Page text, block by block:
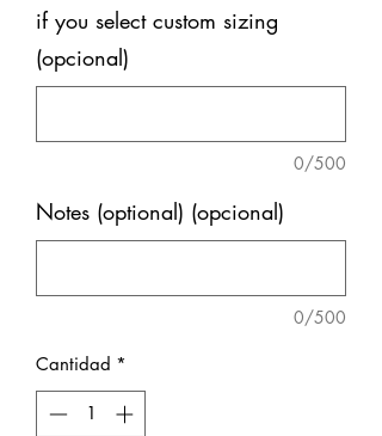
if you select custom sizing
(opcional)
0/500
Notes (optional) (opcional)
0/500
Cantidad *